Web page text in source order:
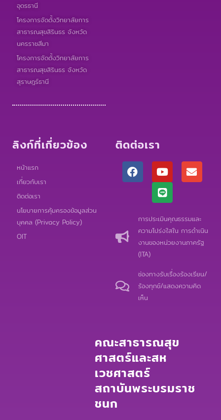
อุดรธานี
โครงการจัดตั้งวิทยาลัยการ
สาธารณสุขสิรินธร จังหวัด
นครราชสีมา
โครงการจัดตั้งวิทยาลัยการ
สาธารณสุขสิรินธร จังหวัด
สุราษฎร์ธานี
ลิงก์ที่เกี่ยวข้อง
หน้าแรก
เกี่ยวกับเรา
ติดต่อเรา
นโยบายการคุ้มครองข้อมูลส่วน
บุคคล (Privacy Policy)
OIT
ติดต่อเรา
F
a
c
Y
o
u
t
u
b
e
E
n
v
o
p
e
L
i
n
e
การประเมินคุณธรรมและ
ความโปร่งใสใน การดำเนิน
งานของหน่วยงานภาครัฐ
(ITA)
ช่องทางรับเรื่องร้องเรียน/
ร้องทุกข์/แสดงความคิด
เห็น
คณะสาธารณสุข
ศาสตร์และสห
เวชศาสตร์
สถาบันพระบรมราช
ชนก